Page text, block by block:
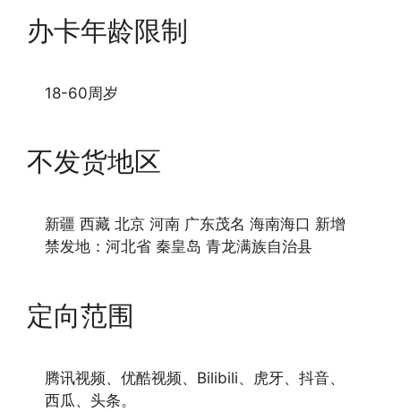
办卡年龄限制
18-60周岁
不发货地区
新疆 西藏 北京 河南 广东茂名 海南海口 新增
禁发地：河北省 秦皇岛 青龙满族自治县
定向范围
腾讯视频、优酷视频、Bilibili、虎牙、抖音、
西瓜、头条。